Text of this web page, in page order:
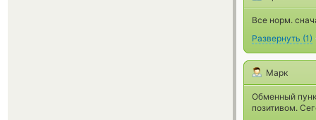
Все норм.
Развернуть (1)
Марк
Обменный
позитивом.